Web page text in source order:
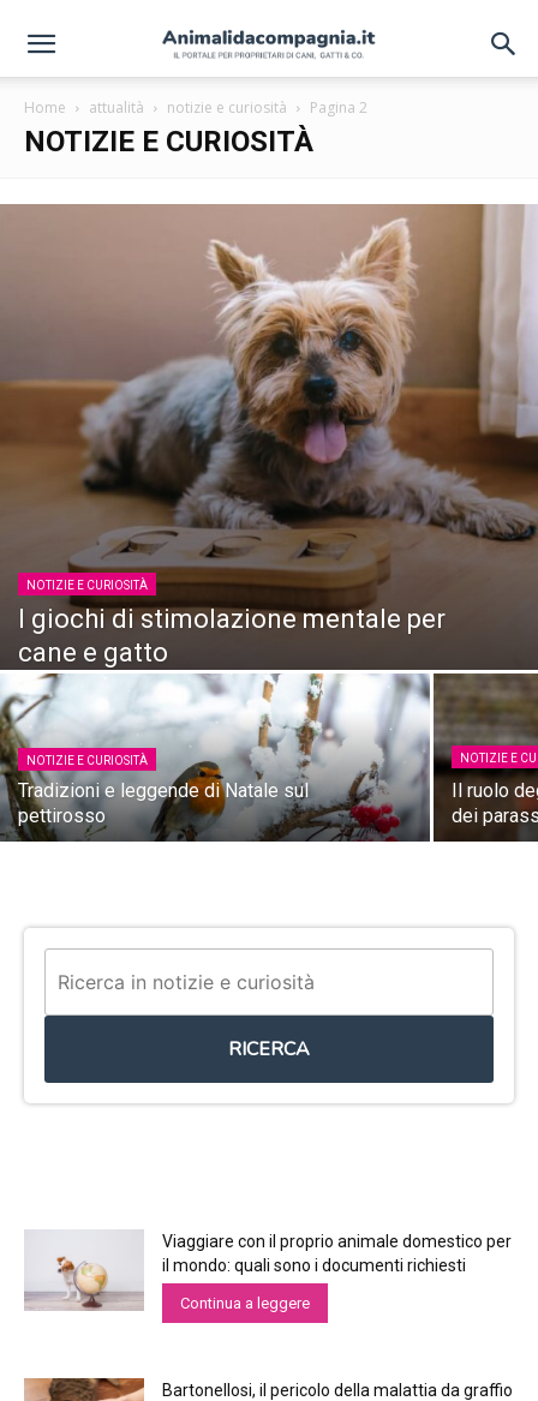
Home attualità notizie e curiosità Pagina 2
NOTIZIE E CURIOSITÀ
NOTIZIE E CURIOSITÀ
I giochi di stimolazione mentale per
cane e gatto
NOTIZIE E CURIOSITÀ
Tradizioni e leggende di Natale sul
pettirosso
NOTIZIE E
Il ruolo
dei
RICERCA
Viaggiare con il proprio animale domestico per
il mondo: quali sono i documenti richiesti
Continua a leggere
Bartonellosi, il pericolo della malattia da graffio